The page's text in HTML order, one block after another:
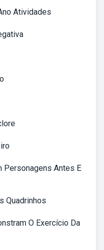
Atividades
Personagens Antes E
Quadrinhos
O Exercício Da